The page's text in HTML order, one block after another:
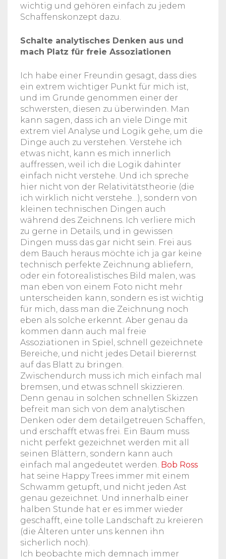
wichtig und gehören einfach zu jedem
Schaffenskonzept dazu.
Schalte analytisches Denken aus und
mach Platz für freie Assoziationen
Ich habe einer Freundin gesagt, dass dies
ein extrem wichtiger Punkt für mich ist,
und im Grunde genommen einer der
schwersten, diesen zu überwinden. Man
kann sagen, dass ich an viele Dinge mit
extrem viel Analyse und Logik gehe, um die
Dinge auch zu verstehen. Verstehe ich
etwas nicht, kann es mich innerlich
auffressen, weil ich die Logik dahinter
einfach nicht verstehe. Und ich spreche
hier nicht von der Relativitätstheorie (die
ich wirklich nicht verstehe…), sondern von
kleinen technischen Dingen auch
während des Zeichnens. Ich verliere mich
zu gerne in Details, und in gewissen
Dingen muss das gar nicht sein. Frei aus
dem Bauch heraus möchte ich ja gar keine
technisch perfekte Zeichnung abliefern,
oder ein fotorealistisches Bild malen, was
man eben von einem Foto nicht mehr
unterscheiden kann, sondern es ist wichtig
für mich, dass man die Zeichnung noch
eben als solche erkennt. Aber genau da
kommen dann auch mal freie
Assoziationen in Spiel, schnell gezeichnete
Bereiche, und nicht jedes Detail bierernst
auf das Blatt zu bringen.
Zwischendurch muss ich mich einfach mal
bremsen, und etwas schnell skizzieren.
Denn genau in solchen schnellen Skizzen
befreit man sich von dem analytischen
Denken oder dem detailgetreuen Schaffen,
und erschafft etwas frei. Ein Baum muss
nicht perfekt gezeichnet werden mit all
seinen Blättern, sondern kann auch
einfach mal angedeutet werden. Bob Ross
hat seine Happy Trees immer mit einem
Schwamm getupft, und nicht jeden Ast
genau gezeichnet. Und innerhalb einer
halben Stunde hat er es immer wieder
geschafft, eine tolle Landschaft zu kreieren
(die Älteren unter uns kennen ihn
sicherlich noch).
Ich beobachte mich demnach immer